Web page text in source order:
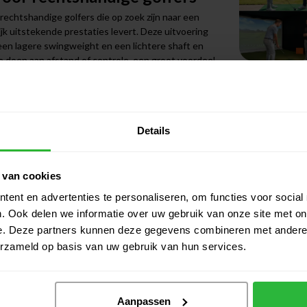
Details
cookies
en advertenties te personaliseren, om functies voor social
Ook delen we informatie over uw gebruik van onze site met
Deze partners kunnen deze gegevens combineren met
op basis van uw gebruik van hun services.
Aanpassen
golfers die op zoek zijn naar een
uitstekende prestaties levert. Deze uitvoering
lagere swingweight en een lichtere shaft en
doen aan afstand of controle, een groot voordeel
contact
te krijgen, wat bijdraagt aan een grotere
zorgt voor een hoge balvlucht met
of bij slagen vanuit de rough. Dankzij de
verwerken, waardoor je betrouwbaarheid op
Max Lite Hybride 4 Rechts